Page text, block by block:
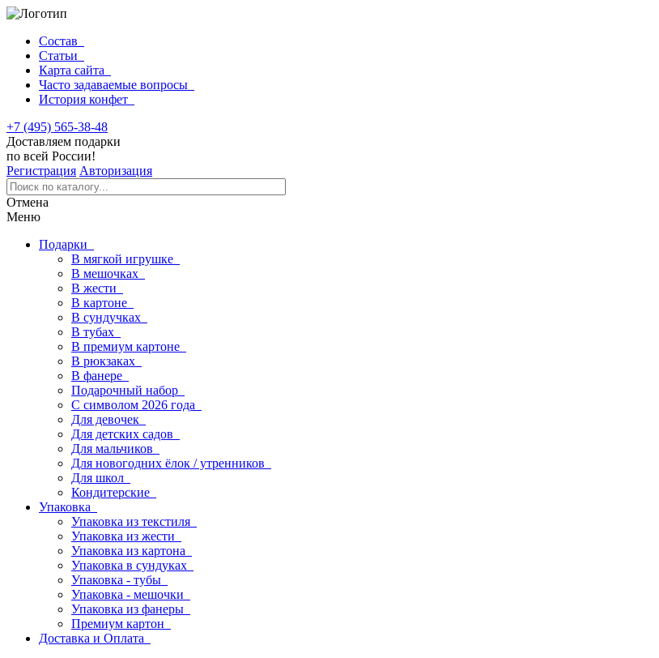
Состав
Статьи
Карта сайта
Часто задаваемые вопросы
История конфет
+7 (495) 565-38-48
Доставляем подарки
по всей России!
Регистрация Авторизация
Отмена
Меню
Подарки
В мягкой игрушке
В мешочках
В жести
В картоне
В сундучках
В тубах
В премиум картоне
В рюкзаках
В фанере
Подарочный набор
С символом 2026 года
Для девочек
Для детских садов
Для мальчиков
Для новогодних ёлок / утренников
Для школ
Кондитерские
Упаковка
Упаковка из текстиля
Упаковка из жести
Упаковка из картона
Упаковка в сундуках
Упаковка - тубы
Упаковка - мешочки
Упаковка из фанеры
Премиум картон
Доставка и Оплата